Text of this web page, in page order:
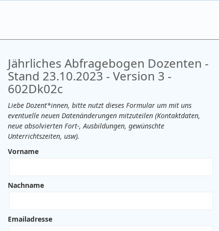
Jährliches Abfragebogen Dozenten -
Stand 23.10.2023 - Version 3 -
602Dk02c
Liebe Dozent*innen, bitte nutzt dieses Formular um mit uns
eventuelle neuen Datenänderungen mitzuteilen (Kontaktdaten,
neue absolvierten Fort-, Ausbildungen, gewünschte
Unterrichtszeiten, usw).
Vorname
Nachname
Emailadresse